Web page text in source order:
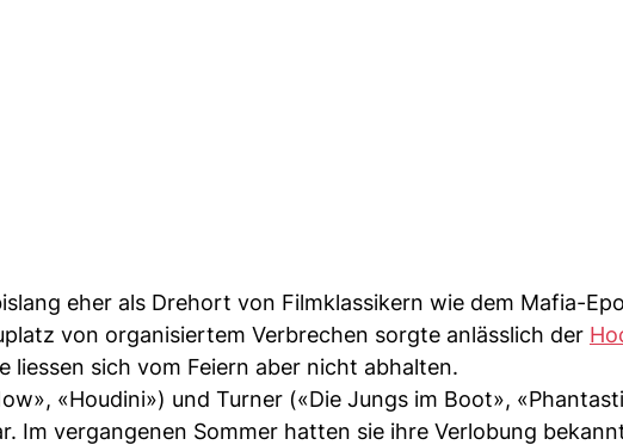
eher als Drehort von Filmklassikern wie dem Mafia-
von organisiertem Verbrechen sorgte anlässlich der
liessen sich vom Feiern aber nicht abhalten.
«Houdini») und Turner («Die Jungs im Boot»,
Im vergangenen Sommer hatten sie ihre Verlobung